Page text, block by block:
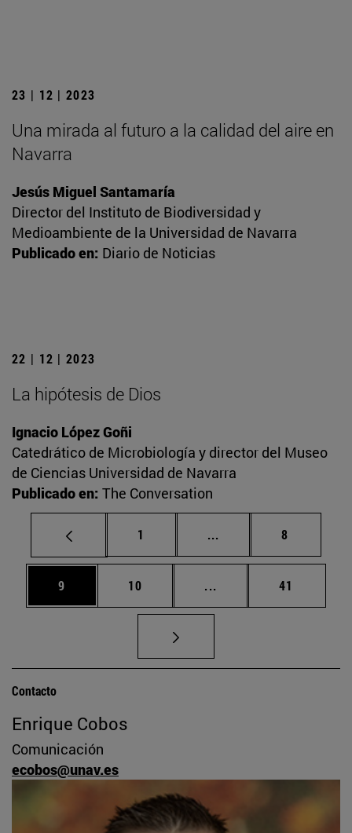
23 | 12 | 2023
Una mirada al futuro a la calidad del aire en
Navarra
Jesús Miguel Santamaría
Director del Instituto de Biodiversidad y
Medioambiente de la Universidad de Navarra
Publicado en: Diario de Noticias
22 | 12 | 2023
La hipótesis de Dios
Ignacio López Goñi
Catedrático de Microbiología y director del Museo
de Ciencias Universidad de Navarra
Publicado en: The Conversation
Página
1 ... Páginas intermedias
Página
8
Página
9 Página
10 ... Páginas intermedias
Página
41
Contacto
Enrique Cobos
Comunicación
ecobos@unav.es